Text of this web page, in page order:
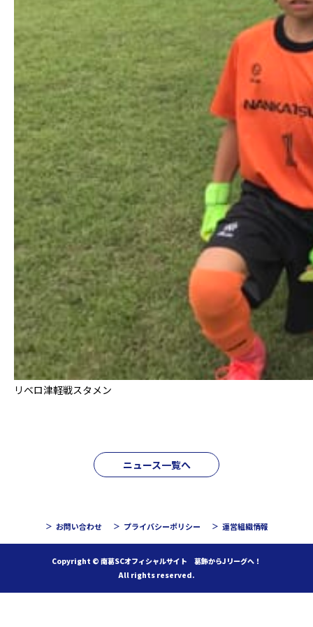
リベロ津軽戦スタメン
ニュース一覧へ
お問い合わせ プライバシーポリシー 運営組織情報
Copyright © 南葛SCオフィシャルサイト 葛飾からJリーグへ！
All rights reserved.